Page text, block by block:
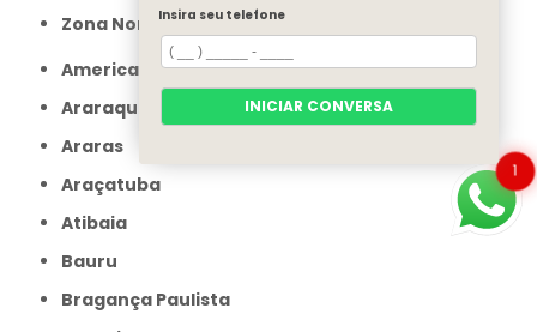
Zona Norte
Americana
Araraquara
Araras
Araçatuba
Atibaia
Bauru
Bragança Paulista
1
Insira seu telefone
INICIAR CONVERSA